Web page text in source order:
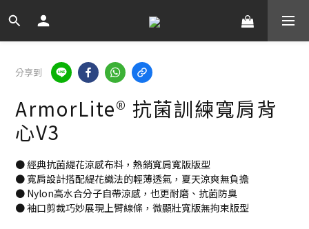
分享到
ArmorLite® 抗菌訓練寬肩背
心V3
● 經典抗菌緹花涼感布料，熱銷寬肩寬版版型
● 寬肩設計搭配緹花織法的輕薄透氣，夏天涼爽無負擔
● Nylon高水合分子自帶涼感，也更耐磨、抗菌防臭
● 袖口剪裁巧妙展現上臂線條，微顯壯寬版無拘束版型